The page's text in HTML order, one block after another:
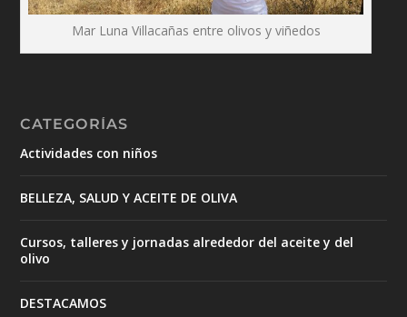
Mar Luna Villacañas entre olivos y viñedos
CATEGORÍAS
Actividades con niños
BELLEZA, SALUD Y ACEITE DE OLIVA
Cursos, talleres y jornadas alrededor del aceite y del
olivo
DESTACAMOS